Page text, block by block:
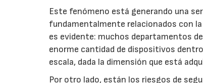
Este fenómeno está generando una
fundamentalmente relacionados con
es evidente: muchos departamentos
enorme cantidad de dispositivos
escala, dada la dimensión que está
Por otro lado, están los riesgos de